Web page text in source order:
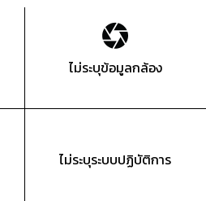
ไม่ระบุข้อมูลกล้อง
ไม่ระบุระบบปฏิบัติการ